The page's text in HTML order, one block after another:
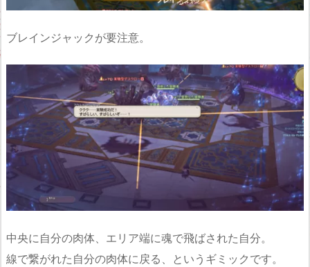
ブレインジャックが要注意。
中央に自分の肉体、エリア端に魂で飛ばされた自分。
線で繋がれた自分の肉体に戻る、というギミックです。